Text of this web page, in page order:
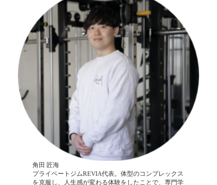
角田 匠海
プライベートジムREVIA代表。体型のコンプレックス
を克服し、人生感が変わる体験をしたことで、専門学